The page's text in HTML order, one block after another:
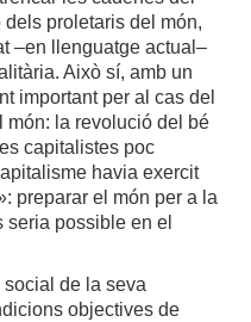
proletaris del món,
–en llenguatge actual–
Això sí, amb un
important per al cas del
món: la revolució del bé
capitalistes poc
havia exercit
preparar el món per a la
possible en el
de la seva
objectives de